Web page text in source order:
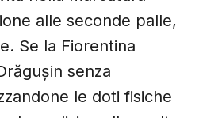
alle seconde palle,
Se la Fiorentina
senza
le doti fisiche